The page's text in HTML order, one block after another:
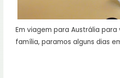
Em viagem para Austrália
família, paramos alguns dias